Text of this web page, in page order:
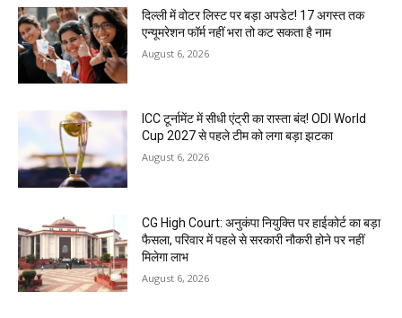
दिल्ली में वोटर लिस्ट पर बड़ा अपडेट! 17 अगस्त तक
एन्यूमरेशन फॉर्म नहीं भरा तो कट सकता है नाम
August 6, 2026
ICC टूर्नामेंट में सीधी एंट्री का रास्ता बंद! ODI World
Cup 2027 से पहले टीम को लगा बड़ा झटका
August 6, 2026
CG High Court: अनुकंपा नियुक्ति पर हाईकोर्ट का बड़ा
फैसला, परिवार में पहले से सरकारी नौकरी होने पर नहीं
मिलेगा लाभ
August 6, 2026